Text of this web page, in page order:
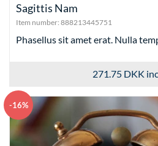
Sagittis Nam
Item number: 888213445751
Phasellus sit amet erat. Nulla
271.75 DKK
-16%